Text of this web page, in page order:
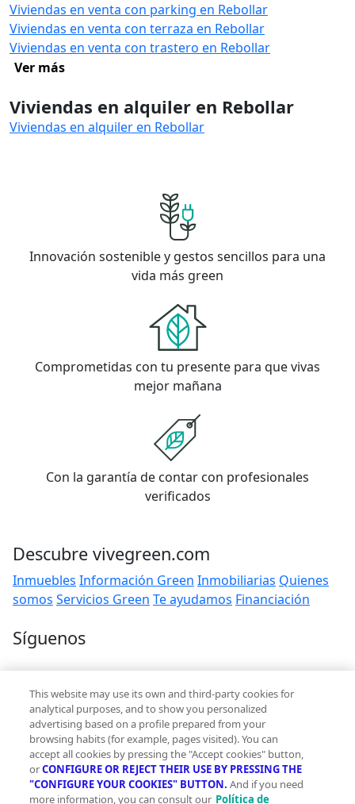
Viviendas en venta con parking en Rebollar
Viviendas en venta con terraza en Rebollar
Viviendas en venta con trastero en Rebollar
Ver más
Viviendas en alquiler en Rebollar
Viviendas en alquiler en Rebollar
Innovación sostenible y gestos sencillos para una
vida más green
Comprometidas con tu presente para que vivas
mejor mañana
Con la garantía de contar con profesionales
verificados
Descubre vivegreen.com
Inmuebles Información Green Inmobiliarias Quienes
somos Servicios Green Te ayudamos Financiación
Síguenos
Contacto
hola@vivegreen.com
This website may use its own and third-party cookies for
analytical purposes, and to show you personalized
advertising based on a profile prepared from your
browsing habits (for example, pages visited). You can
accept all cookies by pressing the "Accept cookies" button,
orCONFIGURE OR REJECT THEIR USE BY PRESSING THE
"CONFIGURE YOUR COOKIES" BUTTON. And if you need
more information, you can consult our Política de